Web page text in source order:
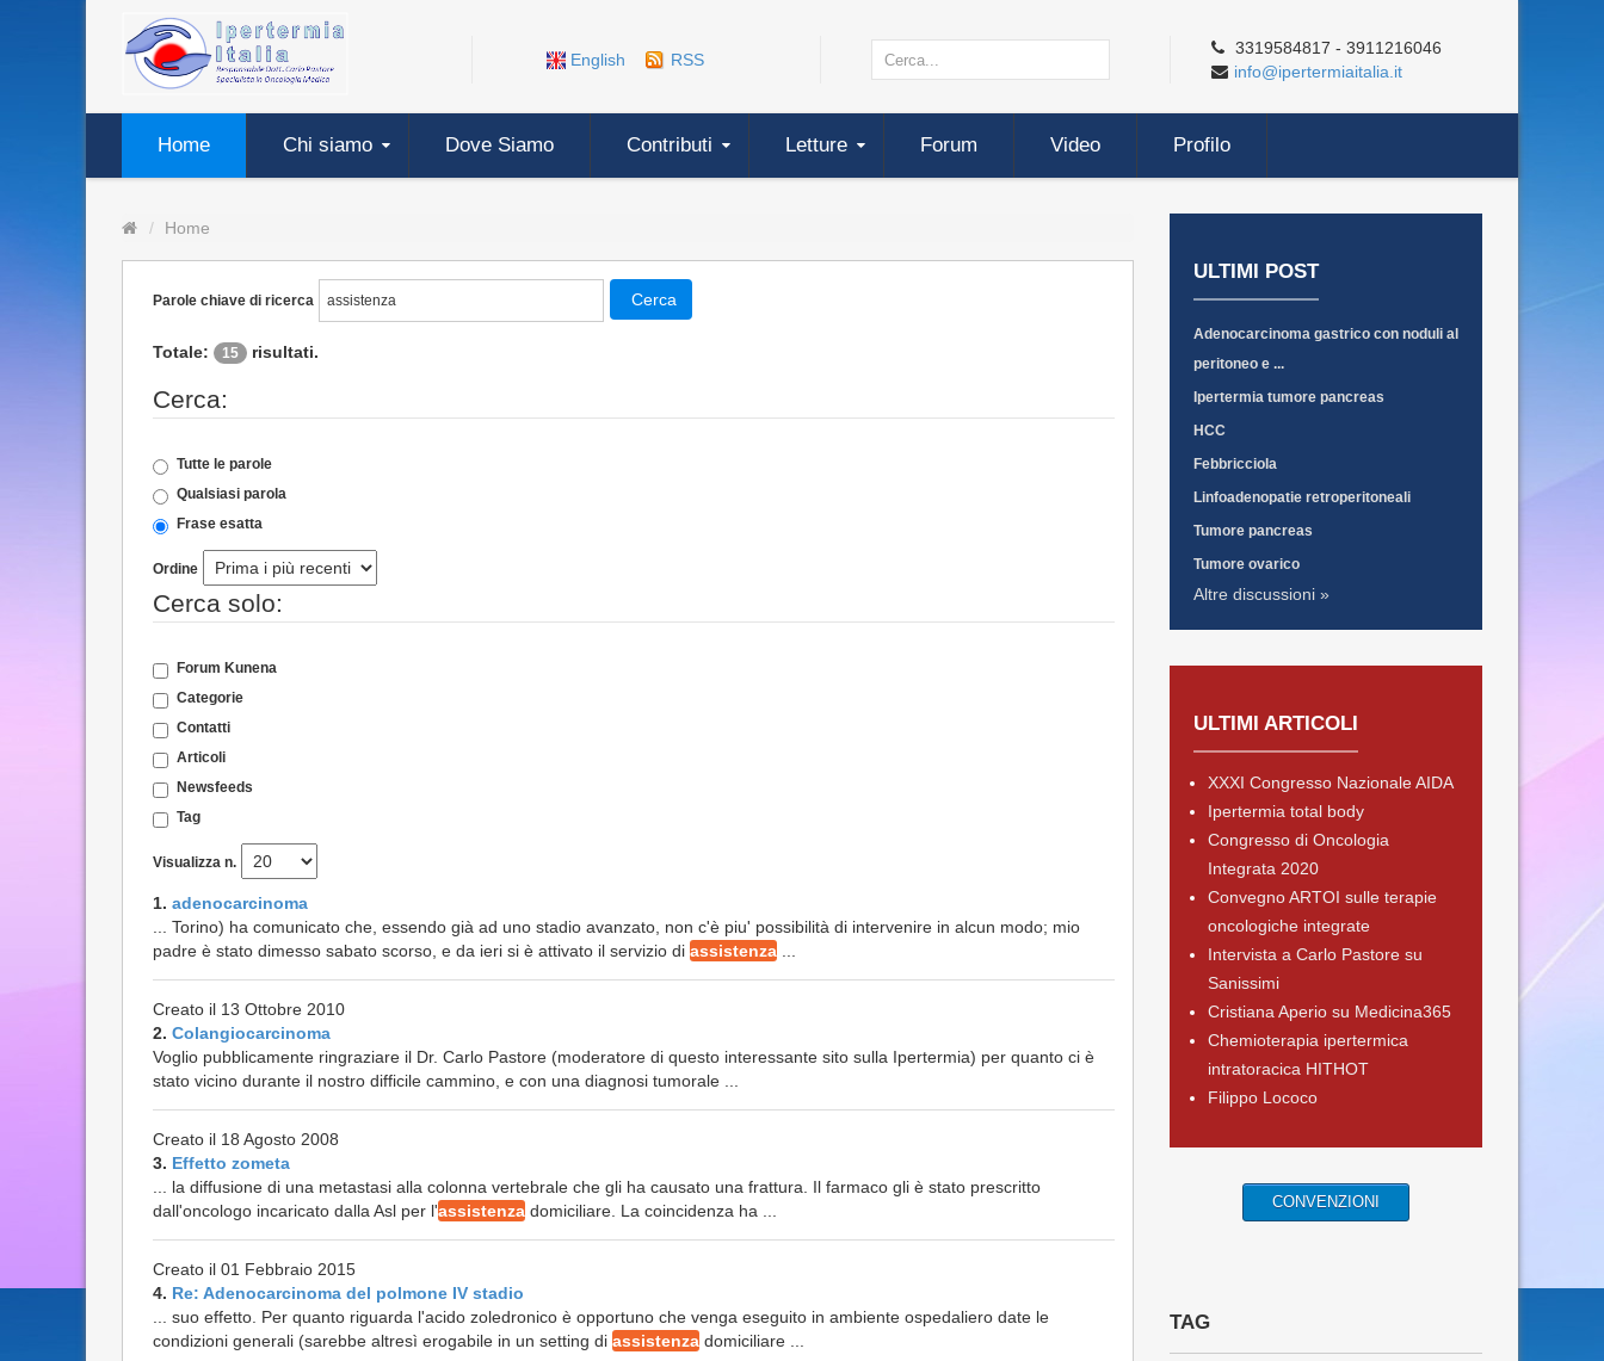
English RSS
3319584817 - 3911216046
info@ipertermiaitalia.it
Home Chi siamo Dove Siamo Contributi Letture Forum Video Profilo
Home
Parole chiave di ricerca Cerca
Totale: 15 risultati.
Cerca:
Tutte le parole
Qualsiasi parola
Frase esatta
Ordine
Cerca solo:
Forum Kunena
Categorie
Contatti
Articoli
Newsfeeds
Tag
Visualizza n.
1. adenocarcinoma
... Torino) ha comunicato che, essendo già ad uno stadio avanzato, non c'è piu' possibilità di intervenire in alcun modo; mio
padre è stato dimesso sabato scorso, e da ieri si è attivato il servizio di assistenza
Creato il 13 Ottobre 2010
2. Colangiocarcinoma
Voglio pubblicamente ringraziare il Dr. Carlo Pastore (moderatore di questo interessante sito sulla Ipertermia) per quanto ci è
stato vicino durante il nostro difficile cammino, e con una diagnosi tumorale ...
Creato il 18 Agosto 2008
3. Effetto zometa
... la diffusione di una metastasi alla colonna vertebrale che gli ha causato una frattura. Il farmaco gli è stato prescritto
dall'oncologo incaricato dalla Asl per l'assistenza domiciliare. La coincidenza ha ...
Creato il 01 Febbraio 2015
4. Re: Adenocarcinoma del polmone IV stadio
... suo effetto. Per quanto riguarda l'acido zoledronico è opportuno che venga eseguito in ambiente ospedaliero date le
condizioni generali (sarebbe altresì erogabile in un setting di assistenza domiciliare ...
ULTIMI POST
Adenocarcinoma gastrico con noduli al
peritoneo e ...
Ipertermia tumore pancreas
HCC
Febbricciola
Linfoadenopatie retroperitoneali
Tumore pancreas
Tumore ovarico
Altre discussioni »
ULTIMI ARTICOLI
XXXI Congresso Nazionale AIDA
Ipertermia total body
Congresso di Oncologia
Integrata 2020
Convegno ARTOI sulle terapie
oncologiche integrate
Intervista a Carlo Pastore su
Sanissimi
Cristiana Aperio su Medicina365
Chemioterapia ipertermica
intratoracica HITHOT
Filippo Lococo
CONVENZIONI
TAG